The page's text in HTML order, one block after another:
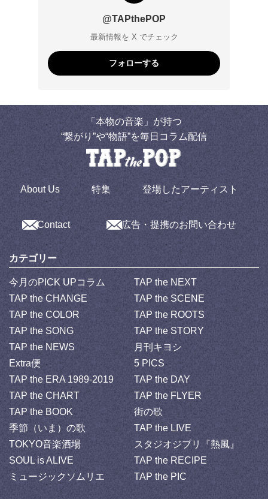
@TAPthePOP
最新情報を X でチェック
フォローする
「本物の音楽」が持つ
“繋がり”や“物語”を毎日コラム配信
About Us 特集 登場したアーティスト
Contact 広告・提携のお問い合わせ
カテゴリー
今月のPICK UPコラム
TAP the NEXT
TAP the CHANGE
TAP the SCENE
TAP the COLOR
TAP the ROOTS
TAP the SONG
TAP the STORY
TAP the NEWS
月刊キヨシ
Extra便
5 PICS
TAP the ERA 1989-2019
TAP the DAY
TAP the CHART
TAP the FLYER
TAP the BOOK
街の歌
季節（いま）の歌
TAP the LIVE
TOKYO音楽酒場
スタジオジブリ『熱風』
SOUL is ALIVE
TAP the RECIPE
ミュージックソムリエ
TAP the PIC